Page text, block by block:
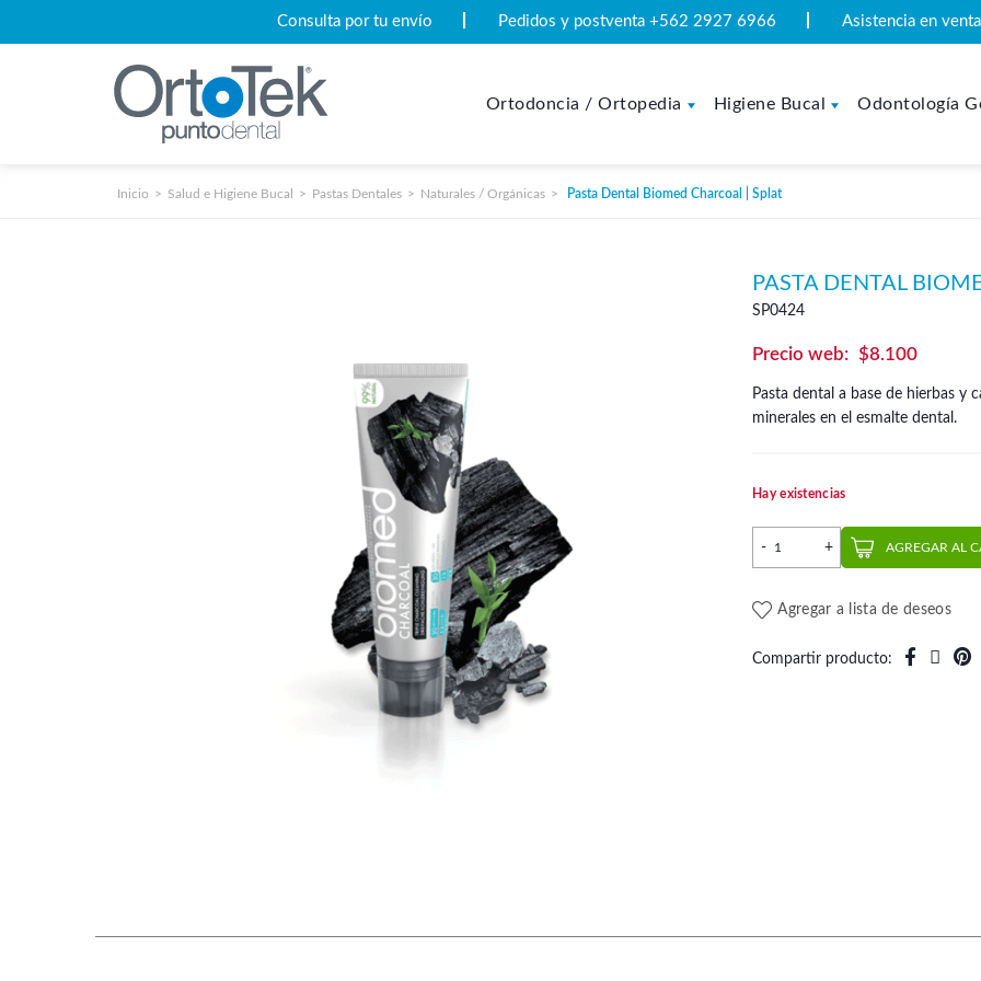
Consulta por tu envío Pedidos y postventa +562 2927 6966 Asistencia en
Ortodoncia / Ortopedia Higiene Bucal Odontología
Inicio Salud e Higiene Bucal Pastas Dentales Naturales / Orgánicas Pasta Dental Biomed Charcoal | Splat
PASTA DENTAL
SP0424
$8.100
Pasta dental a base de hierbas y
minerales en el esmalte dental.
Hay existencias
Pasta Dental Biomed
AGREGAR AL
Agregar a lista de deseos
Compartir producto